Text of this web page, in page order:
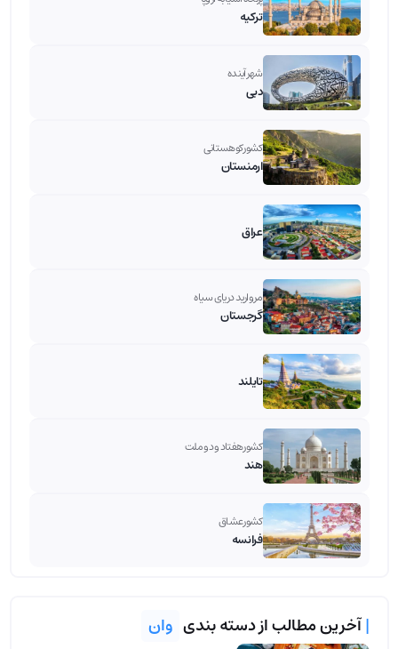
ترکیه
شهر آینده
دبی
کشور کوهستانی
ارمنستان
عراق
مروارید دریای سیاه
گرجستان
تایلند
کشور هفتاد و دو ملت
هند
کشور عشاق
فرانسه
|آخرین مطالب از دسته بندی وان